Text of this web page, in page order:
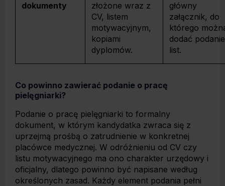
dokumenty
złożone wraz z
CV, listem
motywacyjnym,
kopiami
dyplomów.
główny
załącznik, do
którego
dodać
list.
Co powinno zawierać podanie o pracę
pielęgniarki?
Podanie o pracę pielęgniarki to formalny
dokument, w którym kandydatka zwraca się z
uprzejmą prośbą o zatrudnienie w konkretnej
placówce medycznej. W odróżnieniu od CV czy
listu motywacyjnego ma ono charakter urzędowy i
oficjalny, dlatego powinno być napisane według
określonych zasad. Każdy element podania pełni